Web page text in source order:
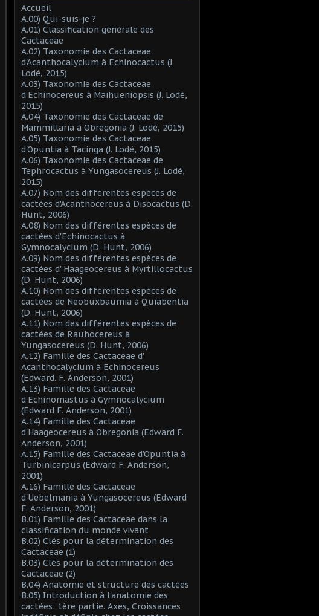
Accueil
A.00) Qui-suis-je ?
A.01) Classification générale des
Cactaceae
A.02) Taxonomie des Cactaceae
d'Acanthocalycium à Echinocactus (J.
Lodé, 2015)
A.03) Taxonomie des Cactaceae
d'Echinocereus à Maihueniopsis (J. Lodé,
2015)
A.04) Taxonomie des Cactaceae de
Mammillaria à Obregonia (J. Lodé, 2015)
A.05) Taxonomie des Cactaceae
d'Opuntia à Tacinga (J. Lodé, 2015)
A.06) Taxonomie des Cactaceae de
Tephrocactus à Yungasocereus (J. Lodé,
2015)
A.07) Nom des différentes espèces de
cactées d'Acanthocereus à Disocactus (D.
Hunt, 2006)
A.08) Nom des différentes espèces de
cactées d'Echinocactus à
Gymnocalycium (D. Hunt, 2006)
A.09) Nom des différentes espèces de
cactées d' Haageocereus à Myrtillocactus
(D. Hunt, 2006)
A.10) Nom des différentes espèces de
cactées de Neobuxbaumia à Quiabentia
(D. Hunt, 2006)
A.11) Nom des différentes espèces de
cactées de Rauhocereus à
Yungasocereus (D. Hunt, 2006)
A.12) Famille des Cactaceae d'
Acanthocalycium à Echinocereus
(Edward. F. Anderson, 2001)
A.13) Famille des Cactaceae
d'Echinomastus à Gymnocalycium
(Edward F. Anderson, 2001)
A.14) Famille des Cactaceae
d'Haageocereus à Obregonia (Edward F.
Anderson, 2001)
A.15) Famille des Cactaceae d'Opuntia à
Turbinicarpus (Edward F. Anderson,
2001)
A.16) Famille des Cactaceae
d'Uebelmania à Yungasocereus (Edward
F. Anderson, 2001)
B.01) Famille des Cactaceae dans la
classification du monde vivant
B.02) Clés pour la détermination des
Cactaceae (1)
B.03) Clés pour la détermination des
Cactaceae (2)
B.04) Anatomie et structure des cactées
B.05) Introduction à l'anatomie des
cactées: 1ère partie. Axes, Croissances